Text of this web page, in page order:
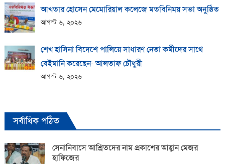
আখতার হোসেন মেমোরিয়াল কলেজে মতবিনিময় সভা অনুষ্ঠিত
আগস্ট ৬, ২০২৬
শেখ হাসিনা বিদেশে পালিয়ে সাধারণ নেতা কর্মীদের সাথে
বেইমানি করেছেন- আলতাফ চৌধুরী
আগস্ট ৬, ২০২৬
সর্বাধিক পঠিত
সেনানিবাসে আশ্রিতদের নাম প্রকাশের আহ্বান মেজর
হাফিজের